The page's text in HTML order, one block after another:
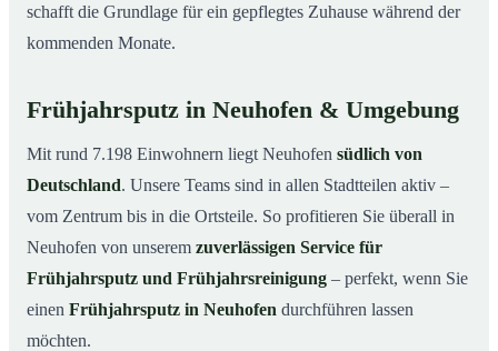
schafft die Grundlage für ein gepflegtes Zuhause während der
kommenden Monate.
Frühjahrsputz in Neuhofen & Umgebung
Mit rund 7.198 Einwohnern liegt Neuhofen südlich von
Deutschland. Unsere Teams sind in allen Stadtteilen aktiv –
vom Zentrum bis in die Ortsteile. So profitieren Sie überall in
Neuhofen von unserem zuverlässigen Service für
Frühjahrsputz und Frühjahrsreinigung – perfekt, wenn Sie
einen Frühjahrsputz in Neuhofen durchführen lassen
möchten.